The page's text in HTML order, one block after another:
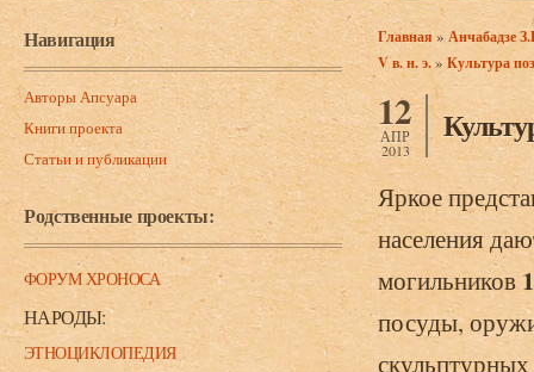
Навигация
Авторы Апсуара
Книги проекта
Статьи и публикации
Родственные проекты:
ФОРУМ ХРОНОСА
НАРОДЫ:
ЭТНОЦИКЛОПЕДИЯ
Вы здесь
Главная » Анчабадзе
V в. н. э.» Культура
12
АПР
2013
Яркое
населения
могильников
посуды,